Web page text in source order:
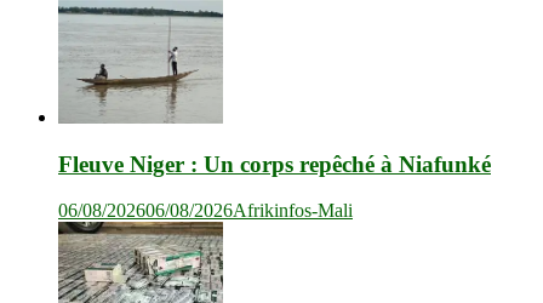
Fleuve Niger : Un corps repêché à Niafunké
06/08/202606/08/2026Afrikinfos-Mali